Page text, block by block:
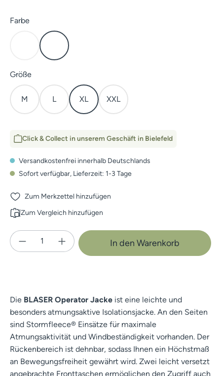
Farbeauswählen
HunTec Camo
(Diese Option ist zurzeit nicht verfügbar.)
Dunkel Oliv
Größeauswählen
M L XL XXL
Click & Collect in unserem Geschäft in Bielefeld
Versandkostenfrei innerhalb Deutschlands
Sofort verfügbar, Lieferzeit: 1-3 Tage
Zum Merkzettel hinzufügen
Zum Vergleich hinzufügen
Produkt Anzahl: Gib den gewünschten
In den Warenkorb
Die BLASER Operator Jacke ist eine leichte und
besonders atmungsaktive Isolationsjacke. An den Seiten
sind Stormfleece® Einsätze für maximale
Atmungsaktivität und Windbeständigkeit vorhanden. Der
Rückenbereich ist dehnbar, sodass Ihnen ein Höchstmaß
an Bewegungsfreiheit gewährt wird. Zwei leicht versetzt
angebrachte Fronttaschen ermöglichen den Zugriff auch